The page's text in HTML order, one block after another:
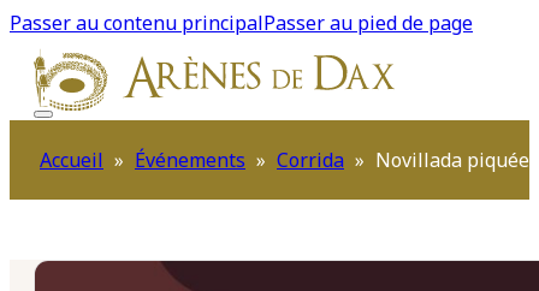
Passer au contenu principalPasser au pied de page
Accueil » Événements » Corrida » Novillada piquée